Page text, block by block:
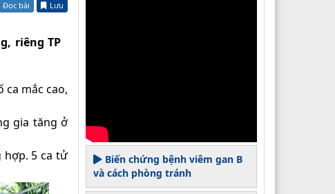
Đọc bài Lưu
riêng TP
mắc cao,
gia tăng ở
hợp. 5 ca tử
Biến chứng bệnh viêm gan B
và cách phòng tránh